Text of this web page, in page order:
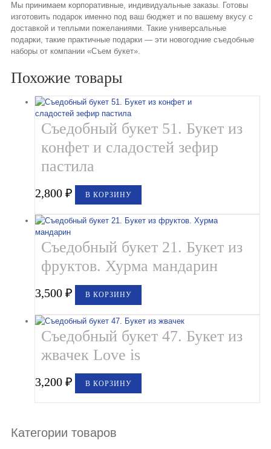
Мы принимаем корпоративные, индивидуальные заказы. Готовы
изготовить подарок именно под ваш бюджет и по вашему вкусу с
доставкой и теплыми пожеланиями. Такие универсальные
подарки, такие практичные подарки — эти новогодние съедобные
наборы от компании «Съем букет».
Похожие товары
Съедобный букет 51. Букет из
конфет и сладостей зефир
пастила
2,800₽ В КОРЗИНУ
Съедобный букет 21. Букет из
фруктов. Хурма мандарин
3,500₽ В КОРЗИНУ
Съедобный букет 47. Букет из
жвачек Love is
3,200₽ В КОРЗИНУ
Категории товаров